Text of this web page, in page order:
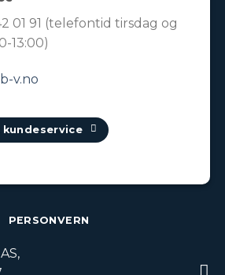
01 91 (telefontid tirsdag og
13:00)
v.no
PERSONVERN